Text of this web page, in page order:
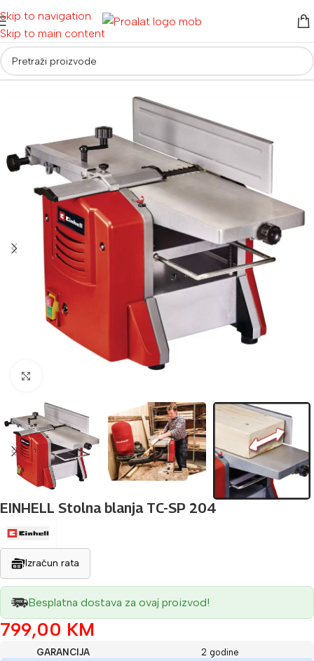
Skip to navigation
Skip to main content
Početna/ Električni alati
EINHELL Stolna blanja TC-SP 204
Izračun rata
Besplatna dostava za ovaj proizvod!
799,00 KM
GARANCIJA
2 godine